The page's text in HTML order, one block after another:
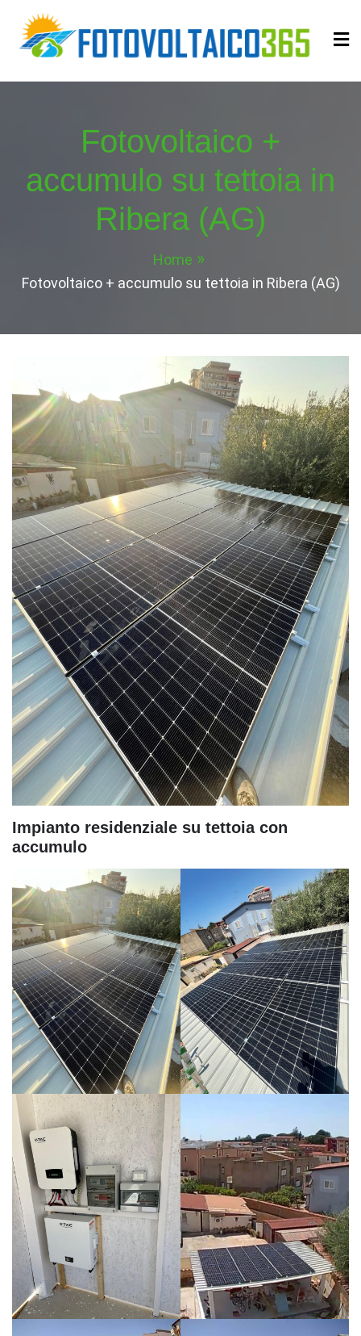
content
Fotovoltaico365
Impianto a Costo Zero Autofinanziato
Fotovoltaico +
accumulo su tettoia in
Ribera (AG)
Home
Fotovoltaico + accumulo su tettoia in Ribera (AG)
Impianto residenziale su tettoia con
accumulo